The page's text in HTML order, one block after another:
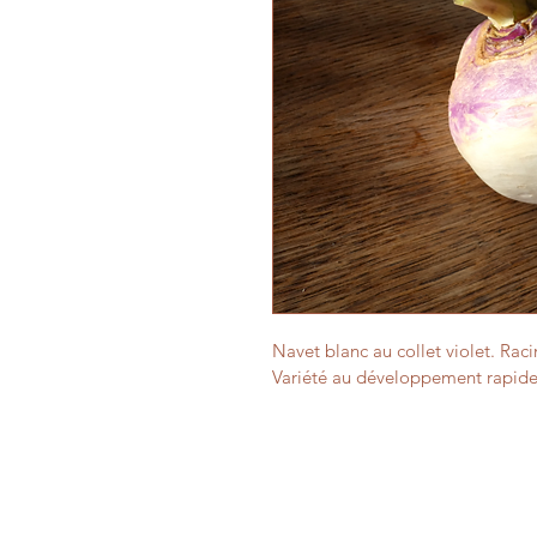
Navet blanc au collet violet.
Variété au développement